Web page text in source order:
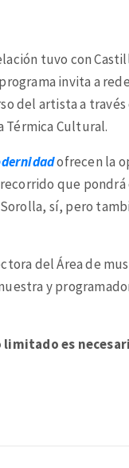
tuvo con
invita a
del artista a través
Térmica Cultural.
ofrecen la
que pondrá
sí, pero
del Área de
y
es